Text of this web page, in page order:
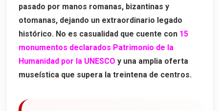
pasado por manos romanas, bizantinas y
otomanas, dejando un extraordinario legado
histórico. No es casualidad que cuente con 15
monumentos declarados Patrimonio de la
Humanidad por la UNESCO y una amplia oferta
museística que supera la treintena de centros.